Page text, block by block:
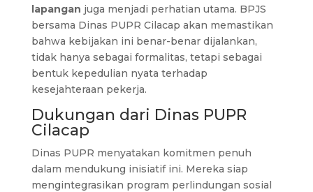
lapangan juga menjadi perhatian utama. BPJS
bersama Dinas PUPR Cilacap akan memastikan
bahwa kebijakan ini benar-benar dijalankan,
tidak hanya sebagai formalitas, tetapi sebagai
bentuk kepedulian nyata terhadap
kesejahteraan pekerja.
Dukungan dari Dinas PUPR
Cilacap
Dinas PUPR menyatakan komitmen penuh
dalam mendukung inisiatif ini. Mereka siap
mengintegrasikan program perlindungan sosial